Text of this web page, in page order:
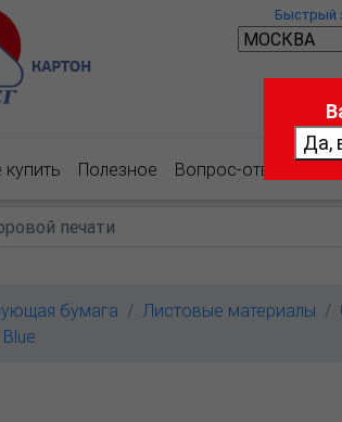
Быстрый
купить Полезное Вопрос-ответ
бумага Листовые материалы